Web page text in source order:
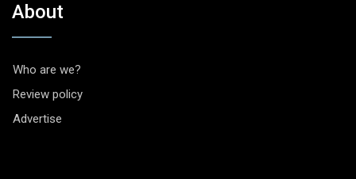
About
Who are we?
Review policy
Advertise